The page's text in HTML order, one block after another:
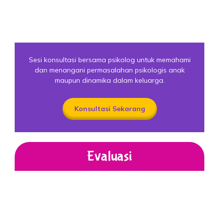
Sesi konsultasi bersama psikolog untuk memahami
dan menangani permasalahan psikologis anak
maupun dinamika dalam keluarga.
Konsultasi Sekarang
Evaluasi